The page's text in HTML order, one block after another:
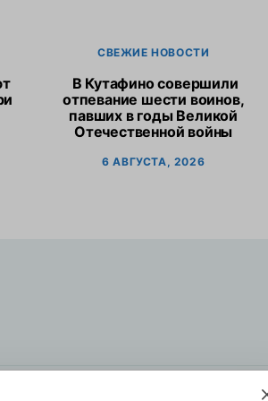
СВЕЖИЕ НОВОСТИ
В Кутафино совершили
отпевание шести воинов,
павших в годы Великой
Отечественной войны
6 АВГУСТА, 2026